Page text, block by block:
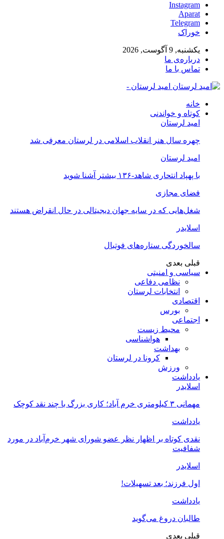
Instagram
Aparat
Telegram
خوراک
یکشنبه, 9 آگوست, 2026
درباره‌ی ما
تماس با ما
امید لرستان -
خانه
کوتاه و خواندنی
امید لرستان
چهره سال هنر انقلاب اسلامی در لرستان معرفی شد
امید لرستان
با پهپاد انتحاری شاهد-۱۳۶ بیشتر آشنا شوید
فضای مجازی
شغل‌‌هایی که در سایه جهان دیجیتالی در حال انقراض هستند
اسلایدر
سالخوردگی ستاره‌های فوتبال
قبلی بعدی
سیاسی و امنیتی
نظامی دفاعی
انتخابات لرستان
اقتصادی
بورس
اجتماعی
محیط زیست
هواشناسی
بهداشت
کرونا در لرستان
ورزش
یادداشت
اسلایدر
مهمانی ۳ کیلومتری خرم آباد؛ کاری بزرگ با چند نقد کوچک
یادداشت
نقدی کوتاه بر اظهار نظر عضو شورای شهر خرم‌آباد در مورد
شفافیت
اسلایدر
اول فرزند؛ بعد تسهیلات!
یادداشت
طالبان دروغ می‌گوید
قبلی بعدی